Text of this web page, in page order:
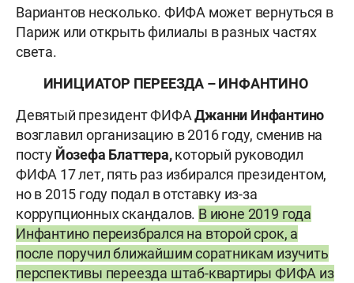
Вариантов несколько. ФИФА может вернуться в
Париж или открыть филиалы в разных частях
света.
ИНИЦИАТОР ПЕРЕЕЗДА – ИНФАНТИНО
Девятый президент ФИФАДжанни Инфантино
возглавил организацию в 2016 году, сменив на
посту Йозефа Блаттера,который руководил
ФИФА 17 лет, пять раз избирался президентом,
но в 2015 году подал в отставку из-за
коррупционных скандалов. В июне 2019 года
Инфантино переизбрался на второй срок, а
после поручил ближайшим соратникам изучить
перспективы переезда штаб-квартиры ФИФА из